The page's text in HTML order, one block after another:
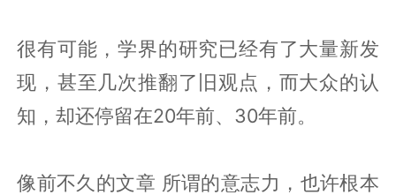
很有可能，学界的研究已经有了大量新发
现，甚至几次推翻了旧观点，而大众的认
知，却还停留在20年前、30年前。
像前不久的文章 所谓的意志力，也许根本